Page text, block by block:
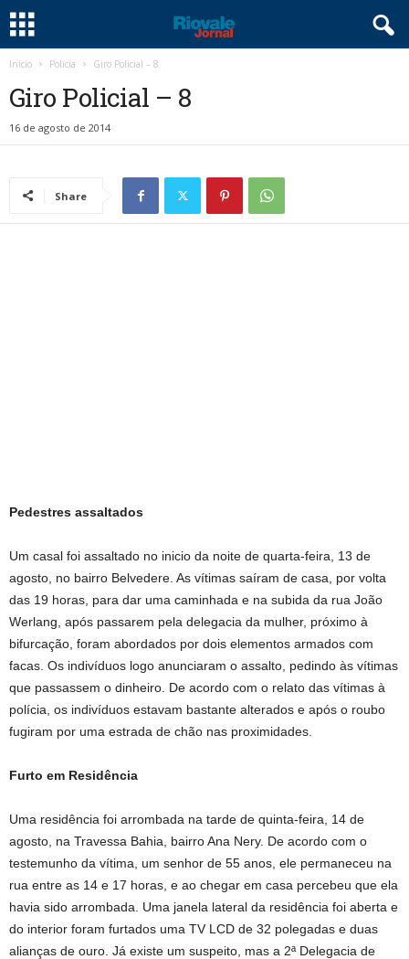
Início Polícia Giro Policial – 8
Giro Policial – 8
16 de agosto de 2014
Share
Pedestres assaltados
Um casal foi assaltado no inicio da noite de quarta-feira, 13 de
agosto, no bairro Belvedere. As vítimas saíram de casa, por volta
das 19 horas, para dar uma caminhada e na subida da rua João
Werlang, após passarem pela delegacia da mulher, próximo à
bifurcação, foram abordados por dois elementos armados com
facas. Os indivíduos logo anunciaram o assalto, pedindo às vítimas
que passassem o dinheiro. De acordo com o relato das vítimas à
polícia, os indivíduos estavam bastante alterados e após o roubo
fugiram por uma estrada de chão nas proximidades.
Furto em Residência
Uma residência foi arrombada na tarde de quinta-feira, 14 de
agosto, na Travessa Bahia, bairro Ana Nery. De acordo com o
testemunho da vítima, um senhor de 55 anos, ele permaneceu na
rua entre as 14 e 17 horas, e ao chegar em casa percebeu que ela
havia sido arrombada. Uma janela lateral da residência foi aberta e
do interior foram furtados uma TV LCD de 32 polegadas e duas
alianças de ouro. Já existe um suspeito, mas a 2ª Delegacia de